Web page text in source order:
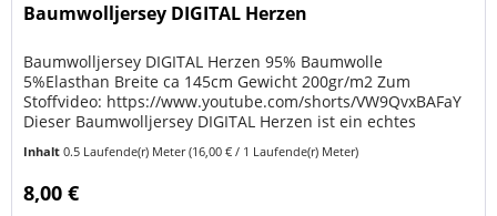
Baumwolljersey DIGITAL Herzen
Baumwolljersey DIGITAL Herzen 95% Baumwolle
5%Elasthan Breite ca 145cm Gewicht 200gr/m2 Zum
Stoffvideo: https://www.youtube.com/shorts/VW9QvxBAFaY
Dieser Baumwolljersey DIGITAL Herzen ist ein echtes
Inhalt0.5 Laufende(r) Meter(16,00 € / 1 Laufende(r) Meter)
8,00 €